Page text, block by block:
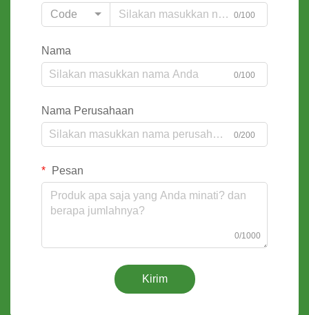
Code
0/100
Nama
0/100
Nama Perusahaan
0/200
Pesan
0/1000
Kirim